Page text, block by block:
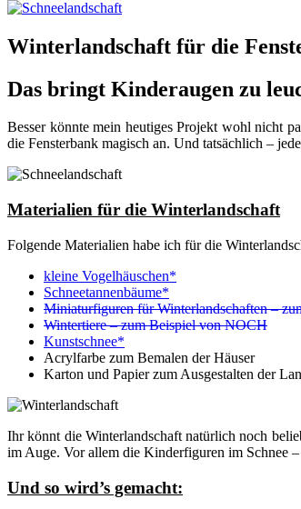
Winterlandschaft für die
Das bringt Kinderaugen zu
Besser könnte mein heutiges Projekt wohl nicht
die Fensterbank magisch an. Und tatsächlich –
Materialien für die Winterlandschaft
Folgende Materialien habe ich für die
kleine Vogelhäuschen*
Schneetannenbäume*
Miniaturfiguren für Winterlandschaften –
Wintertiere – zum Beispiel von NOCH
Kunstschnee*
Acrylfarbe zum Bemalen der Häuser
Karton und Papier zum Ausgestalten der
Ihr könnt die Winterlandschaft natürlich noch
im Auge. Vor allem die Kinderfiguren im Schnee
Und so wird’s gemacht: